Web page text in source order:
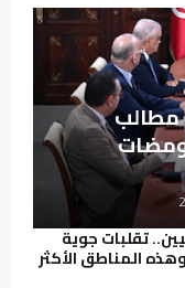
مطالب
تقلبات جوية
المناطق الأكثر